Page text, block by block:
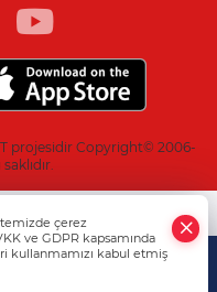
projesidir Copyright© 2006-
çerez
ve GDPR kapsamında
kullanmamızı kabul etmiş